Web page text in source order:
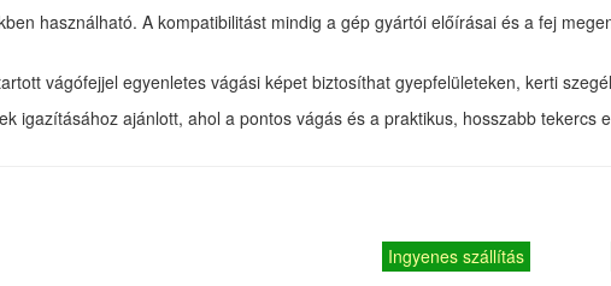
használható. A kompatibilitást mindig a gép gyártói előírásai és a fej
vágófejjel egyenletes vágási képet biztosíthat gyepfelületeken, kerti
igazításához ajánlott, ahol a pontos vágás és a praktikus, hosszabb tekercs
Ingyenes szállítás